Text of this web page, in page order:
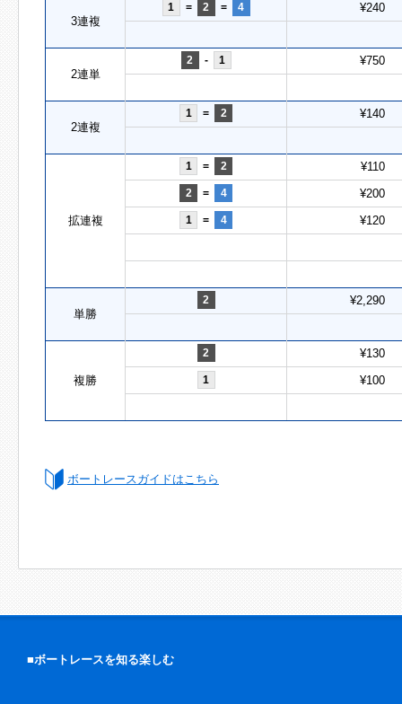
3連複
1 = 2 = 4 ¥240
2連単
2 - 1 ¥750
2連複
1 = 2 ¥140
拡連複
1 = 2 ¥110
2 = 4 ¥200
1 = 4 ¥120
単勝
2 ¥2,290
複勝
2 ¥130
1 ¥100
ボートレースガイドはこちら
■ボートレースを知る楽しむ